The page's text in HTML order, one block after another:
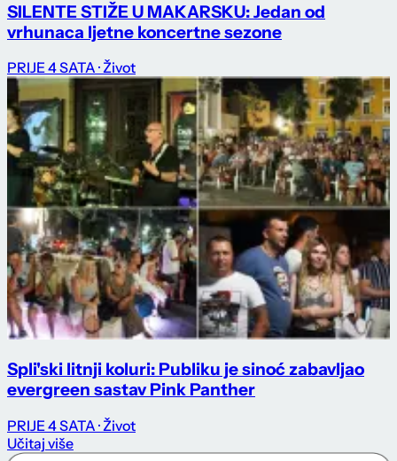
SILENTE STIŽE U MAKARSKU: Jedan od
vrhunaca ljetne koncertne sezone
PRIJE 4 SATA · Život
Spli'ski litnji koluri: Publiku je sinoć zabavljao
evergreen sastav Pink Panther
PRIJE 4 SATA · Život
Učitaj više